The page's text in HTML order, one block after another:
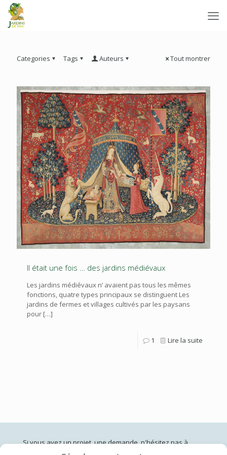
Categories Tags Auteurs Tout montrer
Il était une fois … des jardins médiévaux
Les jardins médiévaux n’ avaient pas tous les mêmes
fonctions, quatre types principaux se distinguent Les
jardins de fermes et villages cultivés par les paysans
pour […]
1 Lire la suite
Si vous avez un projet, une demande, n'hésitez pas à
nous contacter: